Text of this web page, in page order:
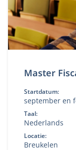
Master
Startdatum:
september en
Taal:
Nederlands
Locatie:
Breukelen